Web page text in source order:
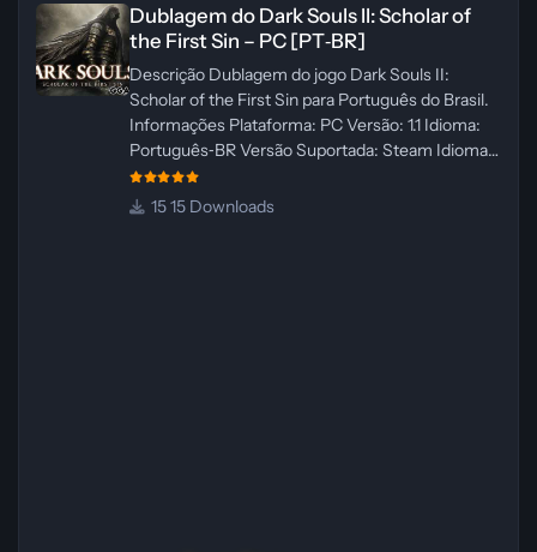
Dublagem do Dark Souls II: Scholar of
the First Sin – PC [PT‑BR]
Descrição Dublagem do jogo Dark Souls II:
Scholar of the First Sin para Português do Brasil.
Informações Plataforma: PC Versão: 1.1 Idioma:
Português‑BR Versão Suportada: Steam Idioma
Suportado: Inglês Lançamento: 23/04/2025
Atualização: 24/04/2025 Tamanho: 469 MB
15 Downloads